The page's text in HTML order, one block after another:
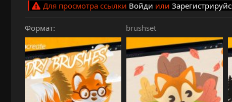
Для просмотра ссылки Войди или
Формат brushset